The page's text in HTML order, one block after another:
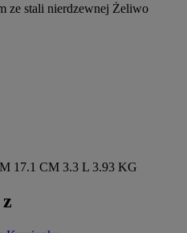
17.1 CM 3.3 L 3.93 KG